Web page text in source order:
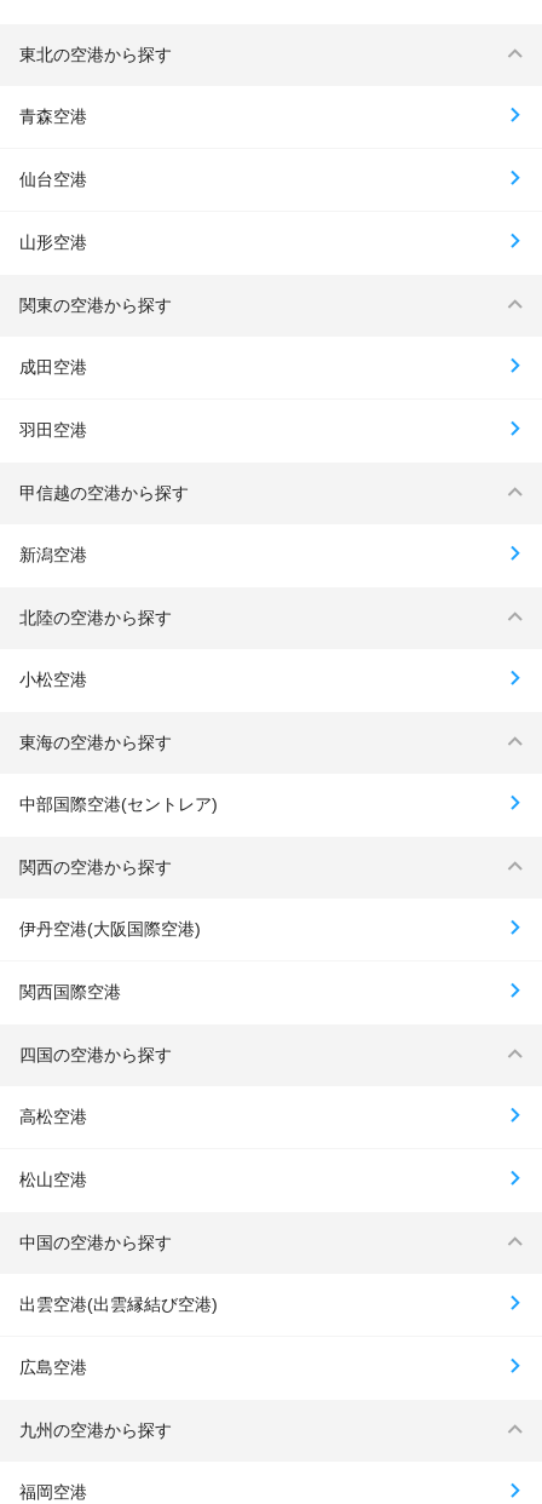
東北の空港から探す
青森空港
仙台空港
山形空港
関東の空港から探す
成田空港
羽田空港
甲信越の空港から探す
新潟空港
北陸の空港から探す
小松空港
東海の空港から探す
中部国際空港(セントレア)
関西の空港から探す
伊丹空港(大阪国際空港)
関西国際空港
四国の空港から探す
高松空港
松山空港
中国の空港から探す
出雲空港(出雲縁結び空港)
広島空港
九州の空港から探す
福岡空港